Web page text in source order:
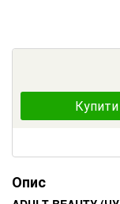
Купити
Опис